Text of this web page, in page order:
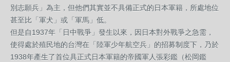
別志願兵」為主，但他們其實並不具備正式的日本軍籍，所處地位
甚至比「軍犬」或「軍馬」低。
但是自1937年「日中戰爭」發生以來，因日本對外戰爭之急需，
使得處於殖民地的台灣在「陸軍少年航空兵」的招募制度下，乃於
1938年產生了首位具正式日本軍籍的帝國軍人張彩鑑（松岡鑑